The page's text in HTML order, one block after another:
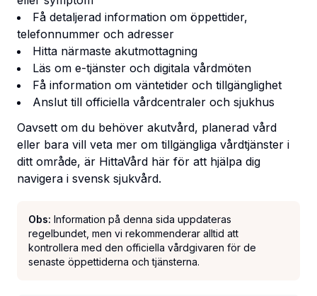
Få detaljerad information om öppettider,
telefonnummer och adresser
Hitta närmaste akutmottagning
Läs om e-tjänster och digitala vårdmöten
Få information om väntetider och tillgänglighet
Anslut till officiella vårdcentraler och sjukhus
Oavsett om du behöver akutvård, planerad vård
eller bara vill veta mer om tillgängliga vårdtjänster i
ditt område, är HittaVård här för att hjälpa dig
navigera i svensk sjukvård.
Obs: Information på denna sida uppdateras
regelbundet, men vi rekommenderar alltid att
kontrollera med den officiella vårdgivaren för de
senaste öppettiderna och tjänsterna.